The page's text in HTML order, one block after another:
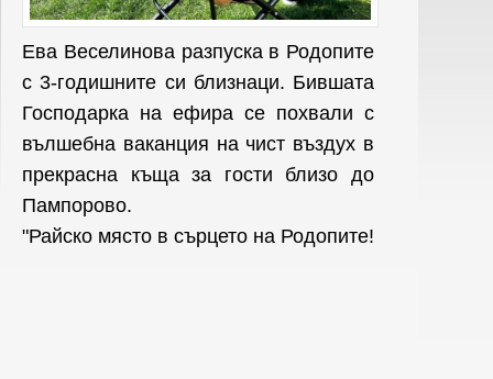
Ева Веселинова разпуска в Родопите
с 3-годишните си близнаци. Бившата
Господарка на ефира се похвали с
вълшебна ваканция на чист въздух в
прекрасна къща за гости близо до
Пампорово.
"Райско място в сърцето на Родопите!